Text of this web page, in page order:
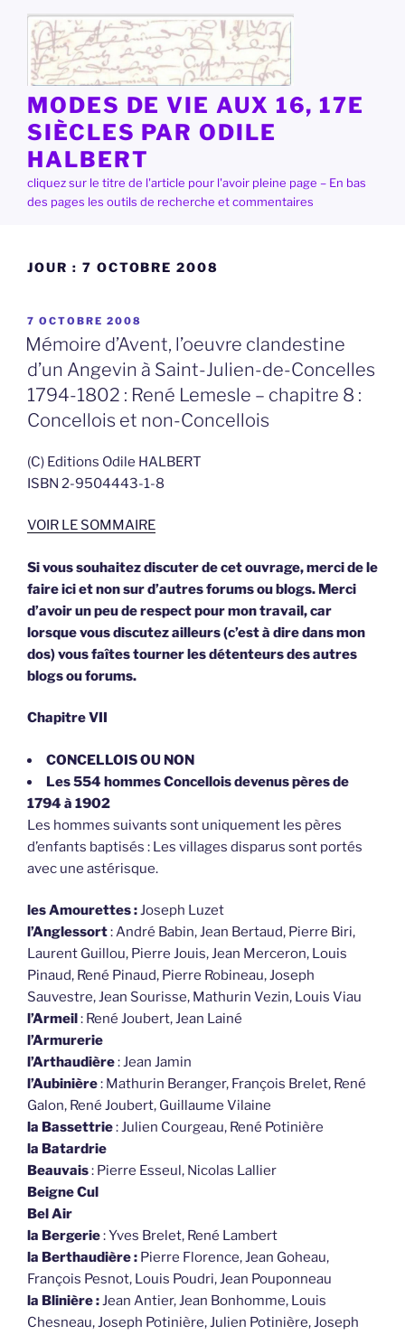
contenu
principal
MODES DE VIE AUX 16, 17E
SIÈCLES PAR ODILE
HALBERT
cliquez sur le titre de l'article pour l'avoir pleine page – En bas
des pages les outils de recherche et commentaires
JOUR : 7 OCTOBRE 2008
PUBLIÉ
LE
7 OCTOBRE 2008
Mémoire d’Avent, l’oeuvre clandestine
d’un Angevin à Saint-Julien-de-Concelles
1794-1802 : René Lemesle – chapitre 8 :
Concellois et non-Concellois
(C) Editions Odile HALBERT
ISBN 2-9504443-1-8
VOIR LE SOMMAIRE
Si vous souhaitez discuter de cet ouvrage, merci de le
faire ici et non sur d’autres forums ou blogs. Merci
d’avoir un peu de respect pour mon travail, car
lorsque vous discutez ailleurs (c’est à dire dans mon
dos) vous faîtes tourner les détenteurs des autres
blogs ou forums.
Chapitre VII
CONCELLOIS OU NON
Les 554 hommes Concellois devenus pères de
1794 à 1902
Les hommes suivants sont uniquement les pères
d’enfants baptisés : Les villages disparus sont portés
avec une astérisque.
les Amourettes :Joseph Luzet
l’Anglessort: André Babin, Jean Bertaud, Pierre Biri,
Laurent Guillou, Pierre Jouis, Jean Merceron, Louis
Pinaud, René Pinaud, Pierre Robineau, Joseph
Sauvestre, Jean Sourisse, Mathurin Vezin, Louis Viau
l’Armeil: René Joubert, Jean Lainé
l’Armurerie
l’Arthaudière: Jean Jamin
l’Aubinière: Mathurin Beranger, François Brelet, René
Galon, René Joubert, Guillaume Vilaine
la Bassettrie: Julien Courgeau, René Potinière
la Batardrie
Beauvais: Pierre Esseul, Nicolas Lallier
Beigne Cul
Bel Air
la Bergerie: Yves Brelet, René Lambert
la Berthaudière : Pierre Florence, Jean Goheau,
François Pesnot, Louis Poudri, Jean Pouponneau
la Blinière :Jean Antier, Jean Bonhomme, Louis
Chesneau, Joseph Potinière, Julien Potinière, Joseph